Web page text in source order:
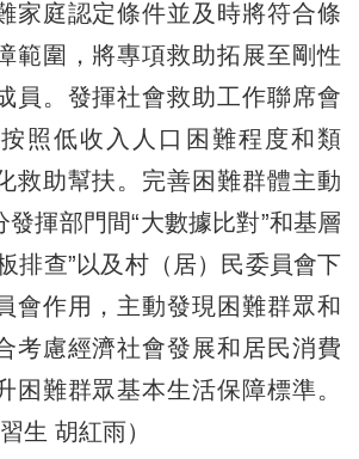
家庭認定條件並及時將符合條
範圍，將專項救助拓展至剛性
員。發揮社會救助工作聯席會
照低收入人口困難程度和類
救助幫扶。完善困難群體主動
揮部門間“大數據比對”和基層
排查”以及村（居）民委員會下
會作用，主動發現困難群眾和
考慮經濟社會發展和居民消費
困難群眾基本生活保障標準。
生 胡紅雨）